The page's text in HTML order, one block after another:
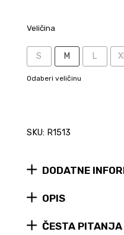
Veličina
S M L
Odaberi veličinu
SKU: R1513
DODATNE
OPIS
ČESTA PITANJA